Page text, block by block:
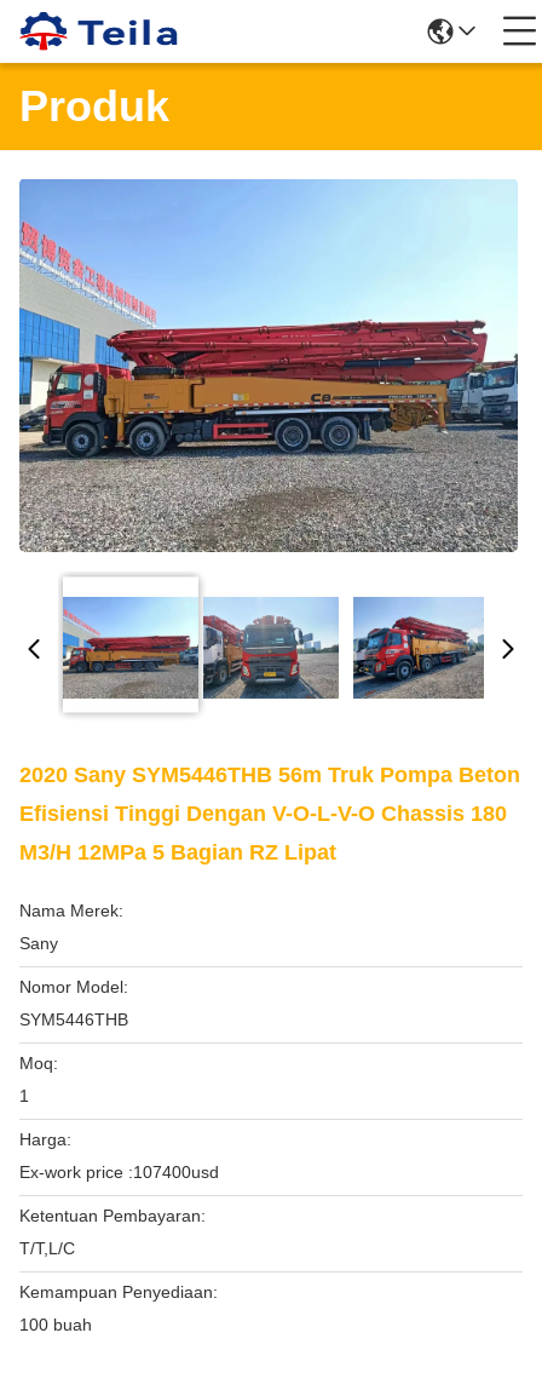
Produk
2020 Sany SYM5446THB 56m Truk Pompa Beton
Efisiensi Tinggi Dengan V-O-L-V-O Chassis 180
M3/h 12MPa 5 Bagian RZ Lipat
Nama Merek:
Sany
Nomor Model:
SYM5446THB
Moq:
1
Harga:
Ex-work price :107400usd
Ketentuan Pembayaran:
T/T,L/C
Kemampuan Penyediaan:
100 buah